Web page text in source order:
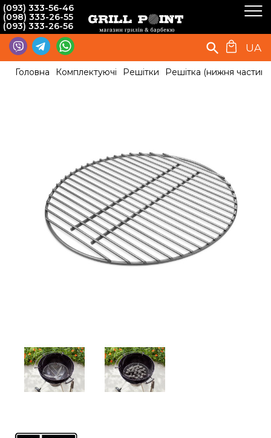
(093) 333-56-46
(098) 333-26-55
(093) 333-26-56
UA
Головна Комплектуючі Решітки Решітка (нижня частина